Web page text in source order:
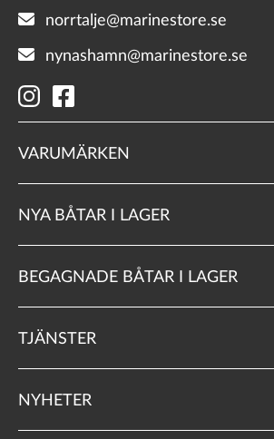
norrtalje@marinestore.se
nynashamn@marinestore.se
VARUMÄRKEN
NYA BÅTAR I LAGER
BEGAGNADE BÅTAR I LAGER
TJÄNSTER
NYHETER